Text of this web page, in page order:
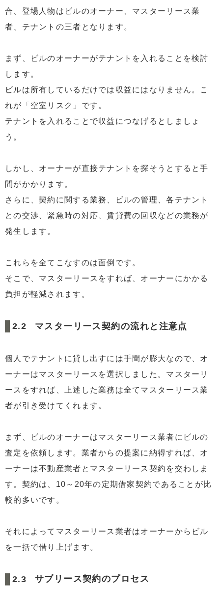
合、登場人物はビルのオーナー、マスターリース業
者、テナントの三者となります。
まず、ビルのオーナーがテナントを入れることを検討
します。
ビルは所有しているだけでは収益にはなりません。こ
れが「空室リスク」です。
テナントを入れることで収益につなげるとしましょ
う。
しかし、オーナーが直接テナントを探そうとすると手
間がかかります。
さらに、契約に関する業務、ビルの管理、各テナント
との交渉、緊急時の対応、賃貸費の回収などの業務が
発生します。
これらを全てこなすのは面倒です。
そこで、マスターリースをすれば、オーナーにかかる
負担が軽減されます。
マスターリース契約の流れと注意点
個人でテナントに貸し出すには手間が膨大なので、オ
ーナーはマスターリースを選択しました。マスターリ
ースをすれば、上述した業務は全てマスターリース業
者が引き受けてくれます。
まず、ビルのオーナーはマスターリース業者にビルの
査定を依頼します。業者からの提案に納得すれば、オ
ーナーは不動産業者とマスターリース契約を交わしま
す。契約は、10～20年の定期借家契約であることが比
較的多いです。
それによってマスターリース業者はオーナーからビル
を一括で借り上げます。
サブリース契約のプロセス